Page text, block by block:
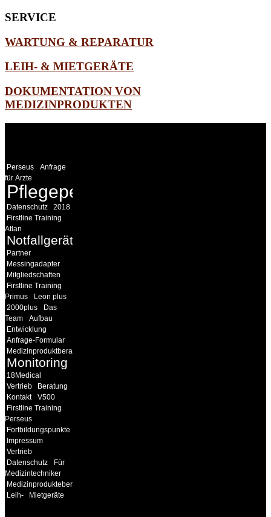
SERVICE
WARTUNG & REPARATUR
LEIH- & MIETGERÄTE
DOKUMENTATION VON
MEDIZINPRODUKTEN
Perseus
Anfrage
für Ärzte
Pflegepersonal
Datenschutz
2018
Firstline Training
Atlan
Notfallgeräte
Partner
Messingadapter
Mitgliedschaften
Firstline Training
Primus
Leon plus
2000plus
Das
Team
Aufbau
Entwicklung
Anfrage-Formular
Medizinproduktberater
Monitoring
18Medical
Vertrieb
Beratung
Kontakt
V500
Firstline Training
Perseus
Fortbildungspunkte
Impressum
Vertrieb
Datenschutz
Für
Medizintechniker
Medizinprodukteberater
Leih-
Mietgeräte